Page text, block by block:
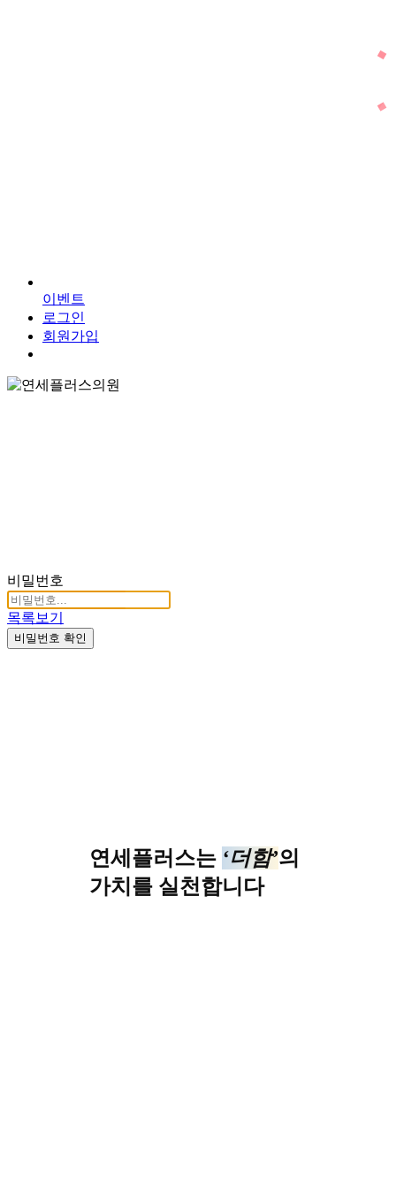
이 벤 트
로그인
회원가입
비밀번호
목록보기
비밀번호 확인
연세플러스는 ‘더함’의
가치를 실천합니다